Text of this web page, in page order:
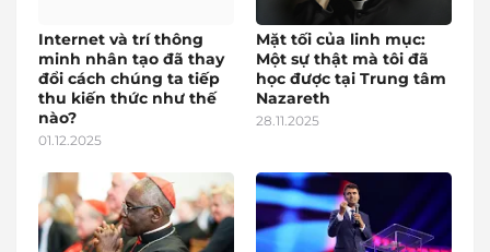
Internet và trí thông
minh nhân tạo đã thay
đổi cách chúng ta tiếp
thu kiến thức như thế
nào?
01.12.2025
Mặt tối của linh mục:
Một sự thật mà tôi đã
học được tại Trung tâm
Nazareth
28.11.2025